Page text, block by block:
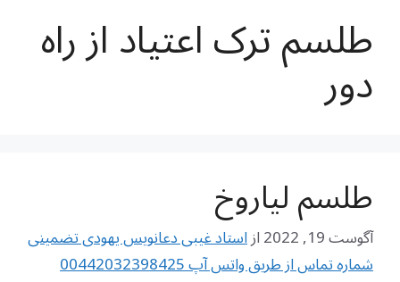
طلسم ترک اعتیاد از راه
دور
طلسم لیاروخ
آگوست 19, 2022 ازاستاد غیبی دعانویس یهودی تضمینی
شماره تماس از طریق واتس آپ 00442032398425